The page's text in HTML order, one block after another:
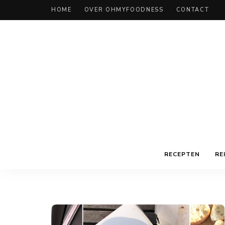
HOME OVER OHMYFOODNESS CONTACT
RECEPTEN